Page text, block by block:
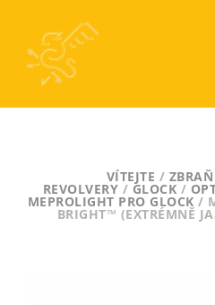
VÍTEJTE / ZBRAŇ
REVOLVERY / GLOCK /
MEPROLIGHT PRO GLOCK /
BRIGHT™ (EXTRÉMNĚ